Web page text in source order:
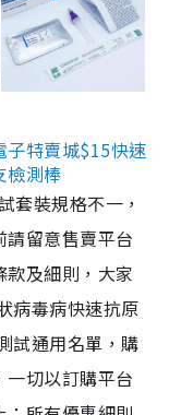
子特賣城$15快速
檢測棒
套裝規格不一，
留意售賣平台
及細則，大家
病毒病快速抗原
試通用名單，購
切以訂購平台